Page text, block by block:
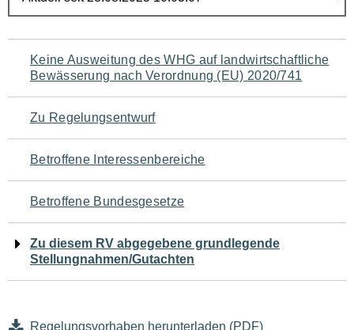
Navigation
für
den
Seiteninhalt
Keine Ausweitung des WHG auf landwirtschaftliche
Bewässerung nach Verordnung (EU) 2020/741
Zu Regelungsentwurf
Betroffene Interessenbereiche
Betroffene Bundesgesetze
Zu diesem RV abgegebene grundlegende
Stellungnahmen/Gutachten
Regelungsvorhaben herunterladen (PDF)